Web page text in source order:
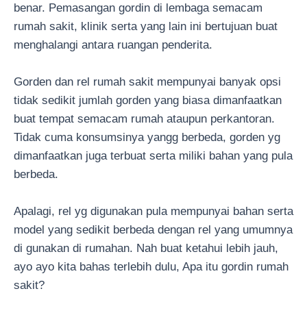
benar. Pemasangan gordin di lembaga semacam
rumah sakit, klinik serta yang lain ini bertujuan buat
menghalangi antara ruangan penderita.
Gorden dan rel rumah sakit mempunyai banyak opsi
tidak sedikit jumlah gorden yang biasa dimanfaatkan
buat tempat semacam rumah ataupun perkantoran.
Tidak cuma konsumsinya yangg berbeda, gorden yg
dimanfaatkan juga terbuat serta miliki bahan yang pula
berbeda.
Apalagi, rel yg digunakan pula mempunyai bahan serta
model yang sedikit berbeda dengan rel yang umumnya
di gunakan di rumahan. Nah buat ketahui lebih jauh,
ayo ayo kita bahas terlebih dulu, Apa itu gordin rumah
sakit?